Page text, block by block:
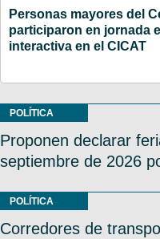
Personas mayores del
participaron en jornada
interactiva en el CICAT
POLÍTICA
Proponen declarar
septiembre de 2026
POLÍTICA
Corredores de